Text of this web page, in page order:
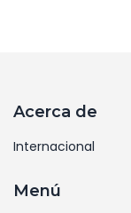
Acerca de
Internacional
Menú